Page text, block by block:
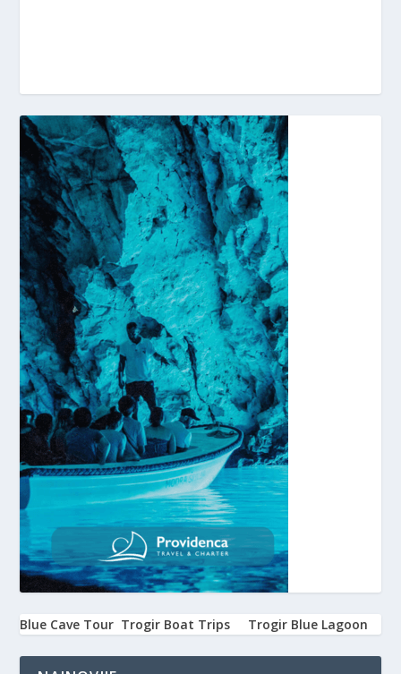
Blue Cave Tour Trogir Boat Trips Trogir Blue Lagoon